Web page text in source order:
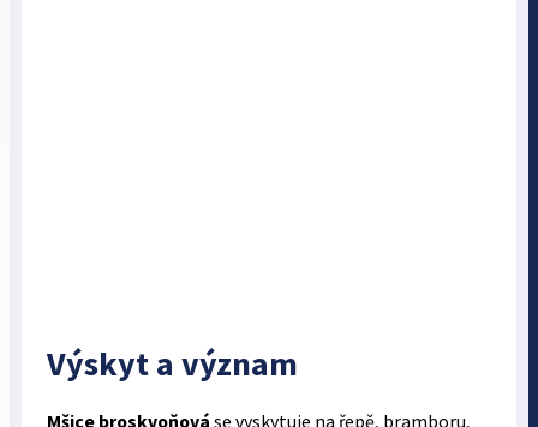
Výskyt a význam
Mšice broskvoňová se vyskytuje na řepě, bramboru,